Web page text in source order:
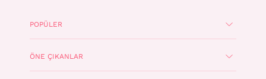
POPÜLER
ÖNE ÇIKANLAR